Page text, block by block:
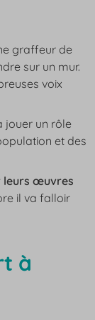
graffeur de
sur un mur.
voix
jouer un rôle
et des
leurs œuvres
il va falloir
à